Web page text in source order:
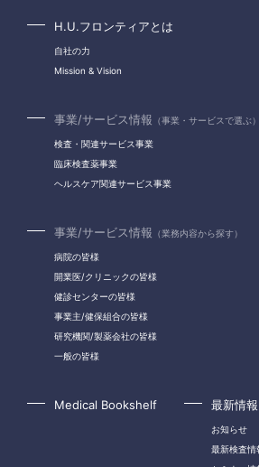
H.U.フロンティアとは
自社の力
Mission & Vision
事業/サービス情報 （事業・サービスで選ぶ）
検査・関連サービス事業
臨床検査薬事業
ヘルスケア関連サービス事業
事業/サービス情報 （業務内容から探す）
病院の皆様
開業医/クリニックの皆様
健診センターの皆様
事業主/健保組合の皆様
研究機関/製薬会社の皆様
一般の皆様
Medical Bookshelf 最新情報
お知らせ
最新検査情